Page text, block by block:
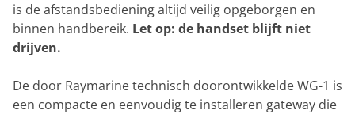
is de afstandsbediening altijd veilig opgeborgen en
binnen handbereik. Let op: de handset blijft niet
drijven.
De door Raymarine technisch doorontwikkelde WG-1 is
een compacte en eenvoudig te installeren gateway die